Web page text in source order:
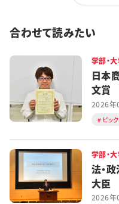
合わせて読みたい
学部・
日本
文賞
2026年
ピッ
学部・
法・
大臣
2026年